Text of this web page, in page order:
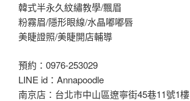
韓式半永久紋繡教學/飄眉
粉霧眉/隱形眼線/水晶嘟嘟唇
美睫證照/美睫開店輔導
預約：0976-253029
LINE id：Annapoodle
南京店：台北市中山區遼寧街45巷11號1樓